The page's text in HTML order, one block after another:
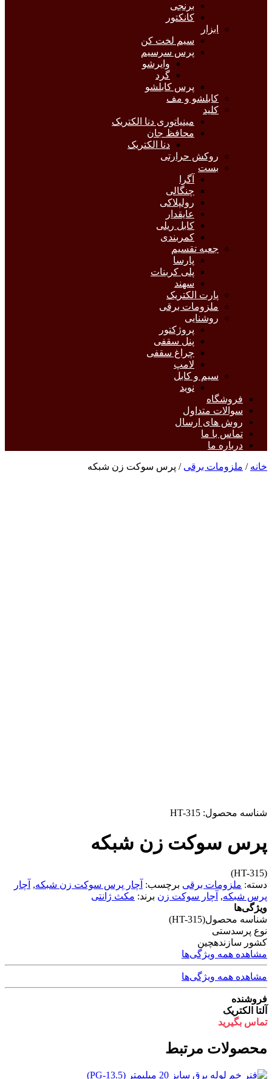
برنجی
کانکتور
ابزار
سیم لخت کن
پرس سرسیم
وایرشو
گرد
پرس کابلشو
کابلشو و مف
کلید
مینیاتوری دنا الکتریک
محافظ جان
دنا الکتریک
روکش حرارتی
بست
آگرا
چنگالی
رولپلاکی
عایقدار
کابل ریلی
کمربندی
جعبه تقسیم
پارسا
پلی کربنات
سهند
پارت الکتریک
ملزومات برقی
روشنایی
پروژکتور
پنل سقفی
چراغ سقفی
لامپ
سیم و کابل
نوید
فروشگاه
سوالات متداول
روش های ارسال
تماس با ما
درباره ما
خانه / ملزومات برقی / پرس سوکت زن شبکه
شناسه محصول: HT-315
پرس سوکت زن شبکه
(HT-315)
دسته: ملزومات برقی برچسب: آچار پرس سوکت زن شبکه, آچار
پرس شبکه, آچار سوکت زن برند: مکث ژانتی
ویژگی‌ها
شناسه محصول(HT-315)
نوع پرسدستی
کشور سازندهچین
مشاهده همه ویژگی‌ها
مشاهده همه ویژگی‌ها
فروشنده
آلتا الکتریک
تماس بگیرید
محصولات مرتبط